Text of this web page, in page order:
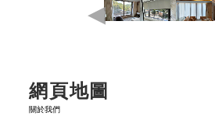
網頁地圖
關於我們